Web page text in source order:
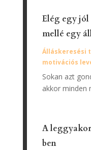
Elég egy
mellé egy
Álláskeresési
motivációs
Sokan azt
akkor minden
A
ben